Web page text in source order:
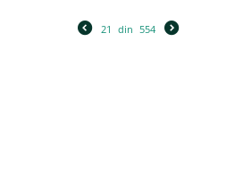
21 din 554